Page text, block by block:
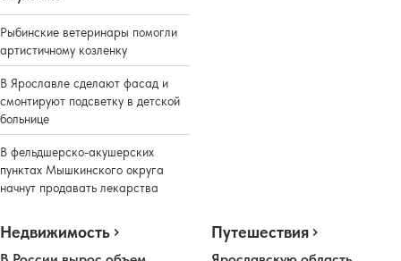
Рыбинские ветеринары помогли
артистичному козленку
В Ярославле сделают фасад и
смонтируют подсветку в детской
больнице
В фельдшерско-акушерских
пунктах Мышкинского округа
начнут продавать лекарства
Недвижимость Путешествия